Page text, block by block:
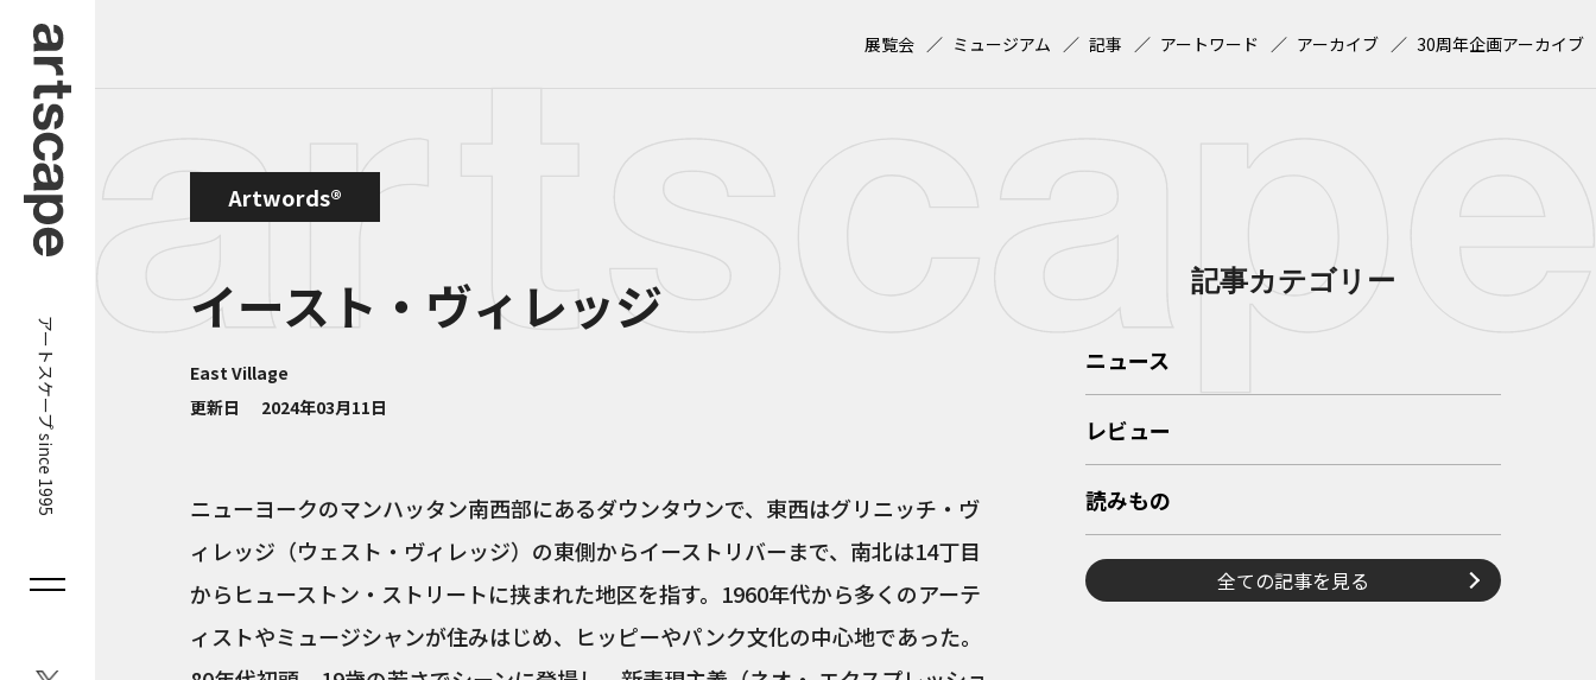
アートスケープ since 1995
展覧会 ミュージアム 記事 アートワード アーカイブ 30周年企画アーカイブ
Artwords®
イースト・ヴィレッジ
East Village
更新日
2024年03月11日
ニューヨークのマンハッタン南西部にあるダウンタウンで、東西はグリニッチ・ヴ
ィレッジ（ウェスト・ヴィレッジ）の東側からイーストリバーまで、南北は14丁目
からヒューストン・ストリートに挟まれた地区を指す。1960年代から多くのアーテ
ィストやミュージシャンが住みはじめ、ヒッピーやパンク文化の中心地であった。
記事カテゴリー
ニュース
レビュー
読みもの
全ての記事を見る